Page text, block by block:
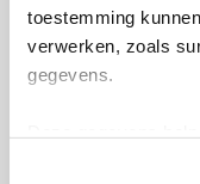
toestemming
verwerken, zoals
gegevens.